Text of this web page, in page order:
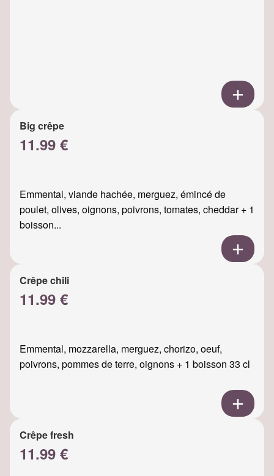
Big crêpe
11.99 €
Emmental, viande hachée, merguez, émincé de
poulet, olives, oignons, poivrons, tomates, cheddar + 1
boisson...
Crêpe chili
11.99 €
Emmental, mozzarella, merguez, chorizo, oeuf,
poivrons, pommes de terre, oignons + 1 boisson 33 cl
Crêpe fresh
11.99 €